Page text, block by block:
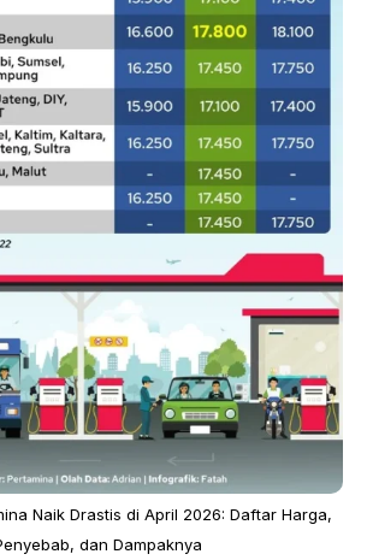
Naik Drastis di April 2026: Daftar Harga,
dan Dampaknya